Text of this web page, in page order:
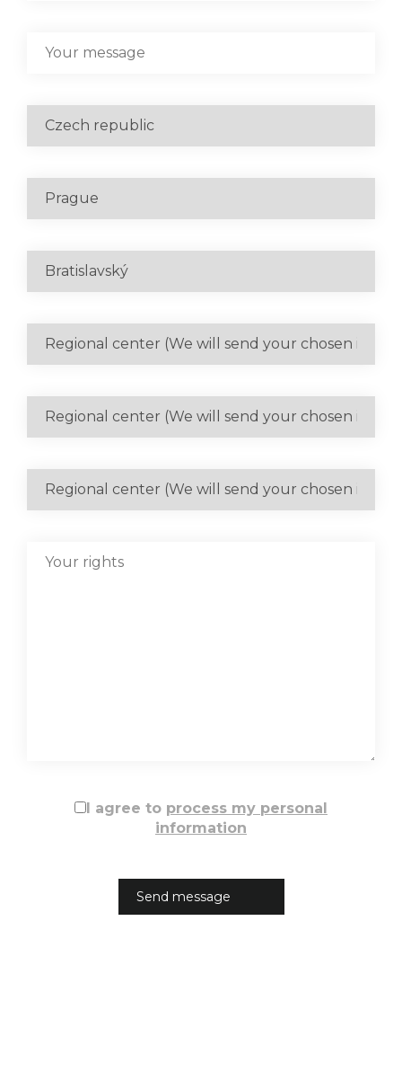
I agree to process my personal
information